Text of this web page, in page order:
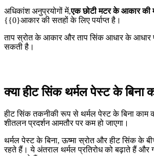
अधिकांश अनुप्रयोगों में,एक छोटी मटर के आकार की
{{0}आकार की सतहों के लिए पर्याप्त है।
ताप स्रोत के आकार और ताप सिंक आधार के आधार
सकती है।
क्या हीट सिंक थर्मल पेस्ट के बिना
हीट सिंक तकनीकी रूप से थर्मल पेस्ट के बिना
शीतलन प्रदर्शन आमतौर पर कम हो जाएगा।
थर्मल पेस्ट के बिना, ऊष्मा स्रोत और हीट सिंक के
रहते हैं। ये अंतराल थर्मल प्रतिरोध को बढ़ाते हैं और